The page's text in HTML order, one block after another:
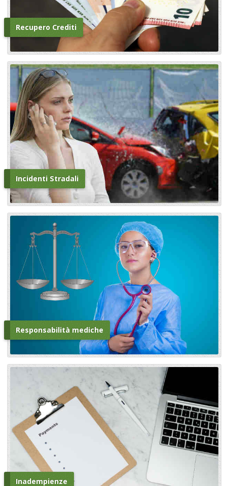
Recupero Crediti
Incidenti Stradali
Responsabilità mediche
Inadempienze